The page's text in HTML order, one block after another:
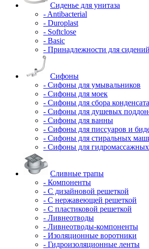
Сиденье для унитаза
- Antibacterial
- Duroplast
- Softclose
- Basic
- Принадлежности для сидений
Сифоны
- Сифоны для умывальников
- Сифоны для моек
- Сифоны для сбора конденсата
- Сифоны для душевых
- Сифоны для ванны
- Сифоны для писсуаров и
- Сифоны для стиральных
- Сифоны для
Сливные трапы
- Компоненты
- С дизайновой решеткой
- С нержавеющей решеткой
- С пластиковой решеткой
- Ливнеотводы
- Ливнеотводы-компоненты
- Изоляционные воротники
- Гидроизоляционные ленты